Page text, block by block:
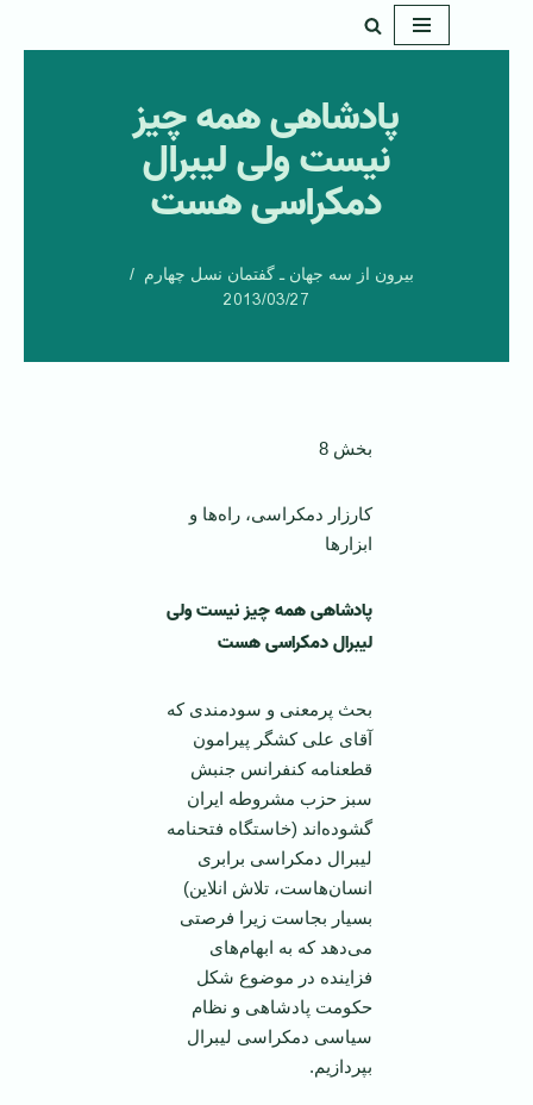
پادشاهی همه چیز
نیست ولی لیبرال
دمکراسی هست
بیرون از سه جهان ـ گفتمان نسل چهارم
2013/03/27
بخش 8
کارزار دمکراسی، راه‌ها و
ابزارها
پادشاهی همه چیز نیست ولی
لیبرال دمکراسی هست
بحث پرمعنی و سودمندی که
آقای علی کشگر پیرامون
قطعنامه کنفرانس جنبش
سبز حزب مشروطه ایران
گشوده‌اند (خاستگاه فتحنامه
لیبرال دمکراسی برابری
انسان‌هاست، تلاش انلاین)
بسیار بجاست زیرا فرصتی
می‌دهد که به ابهام‌های
فزاینده در موضوع شکل
حکومت پادشاهی و نظام
سیاسی دمکراسی لیبرال
بپردازیم.